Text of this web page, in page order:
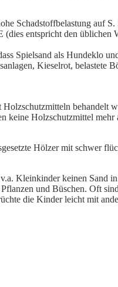
Schadstoffbelastung auf
entspricht den üblichen
Spielsand als Hundeklo
Kieselrot, belastete
behandelt
keine Holzschutzmittel mehr
Hölzer mit schwer
Kleinkinder keinen Sand
und Büschen. Oft
die Kinder leicht mit